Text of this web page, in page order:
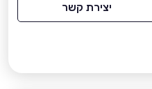
יצירת קשר